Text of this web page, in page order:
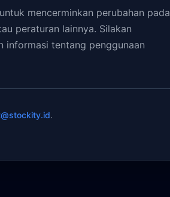
mencerminkan perubahan pada
peraturan lainnya. Silakan
informasi tentang penggunaan
.